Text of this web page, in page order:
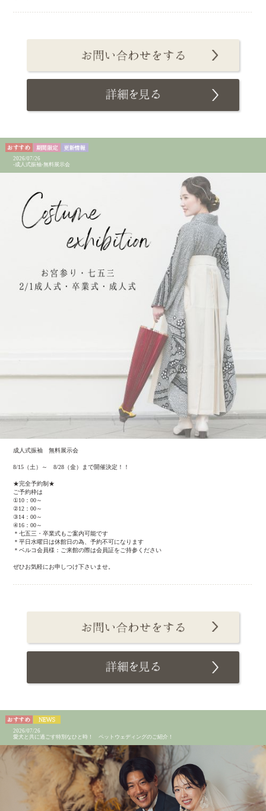
2026/07/26
-成人式振袖-無料展示会
成人式振袖 無料展示会
8/15（土）～ 8/28（金）まで開催決定！！
★完全予約制★
ご予約枠は
①10：00～
②12：00～
③14：00～
④16：00～
＊七五三・卒業式もご案内可能です
＊平日水曜日は休館日の為、予約不可になります
＊ベルコ会員様：ご来館の際は会員証をご持参ください
ぜひお気軽にお申しつけ下さいませ。
2026/07/26
愛犬と共に過ごす特別なひと時！ ペットウェディングのご紹介！